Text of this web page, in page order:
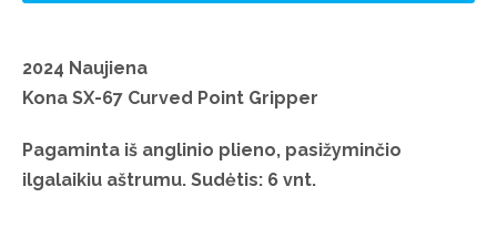
2024 Naujiena
Kona SX-67 Curved Point Gripper
Pagaminta iš anglinio plieno, pasižyminčio
ilgalaikiu aštrumu. Sudėtis: 6 vnt.